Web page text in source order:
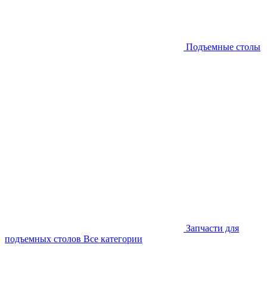
Подъемные столы
Запчасти для
подъемных столов Все категории